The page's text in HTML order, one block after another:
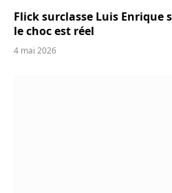
Flick surclasse Luis Enrique
le choc est réel
4 mai 2026